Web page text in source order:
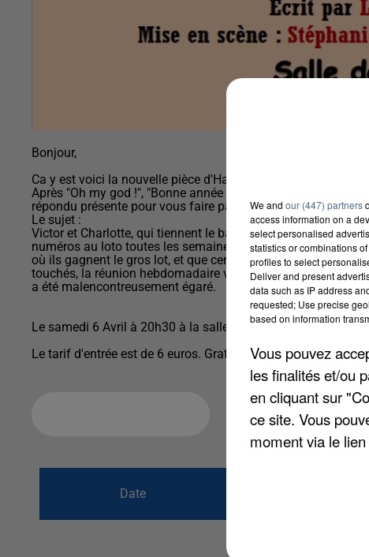
‌Bonjour,
‌Ca y est voici la nouvelle pièce d'Happy Culture Cie : "Jeu,
Après "Oh my god !", "Bonne année et surtout bonne santé",
répondu présente pour vous faire partager ce nouveau
Le sujet :
Victor et Charlotte, qui tiennent le bar «Aux petits bonheur»
numéros au loto toutes les semaines. Prétexte pour se
où ils gagnent le gros lot, et que certains d’entre eux ont
touchés, la réunion hebdomadaire va vite virer à la
a été malencontreusement égaré.
Le samedi 6 Avril à 20h30 à la salle des fêtes de Villemeux
Date
We and our (447) partners
access information on a
select personalised
statistics or combinations
profiles to select
Deliver and present
data such as IP address
requested; Use precise
based on information
Vous pouvez
les finalités et/ou
en cliquant sur
ce site. Vous
moment via le